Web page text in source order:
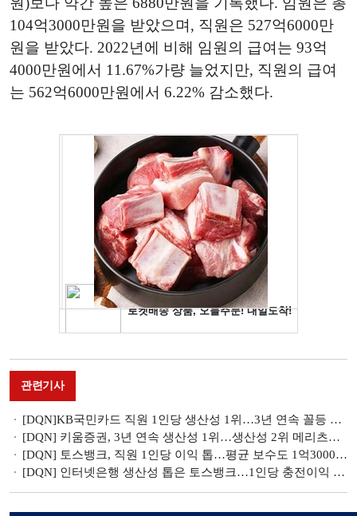
104억3000만원을 받았으며, 직원은 527억6000만
원을 받았다. 2022년에 비해 임원의 급여는 93억
4000만원에서 11.67%가량 늘었지만, 직원의 급여
는 562억6000만원에서 6.22% 감소했다.
관련기사
[DQN]KB국민카드 직원 1인당 생산성 1위…3년 연속 꼴등 회사는?
[DQN] 키움증권, 3년 연속 생산성 1위…생산성 2위 메리츠증권 성과보상 선도 [금융권 생산성 랭킹- 증권]
[DQN] 토스뱅크, 직원 1인당 이익 톱…평균 보수도 1억3000만원 ‘최대’ [금융권 생산성 랭킹-은행]
[DQN] 인터넷은행 생산성 톱은 토스뱅크…1인당 충전이익 2억4900만원 [은행 경영효율성 분석③]